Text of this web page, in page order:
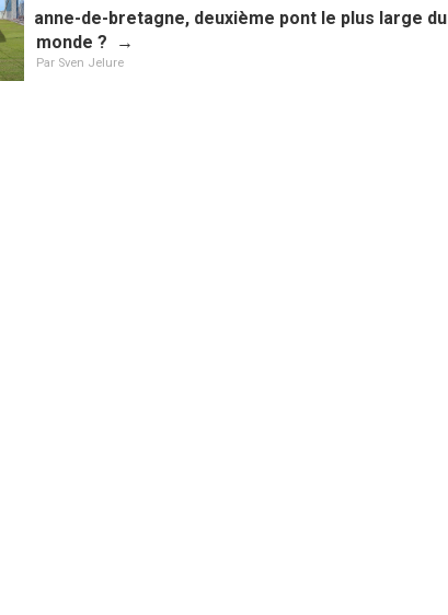
LE
anne-de-bretagne, deuxième pont le plus large du
monde ?
Par Sven Jelure